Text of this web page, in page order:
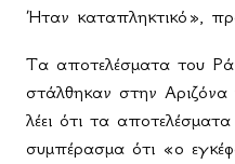
Ήταν καταπληκτικό»,
Τα αποτελέσματα του
στάλθηκαν στην
λέει ότι τα
συμπέρασμα ότι «ο